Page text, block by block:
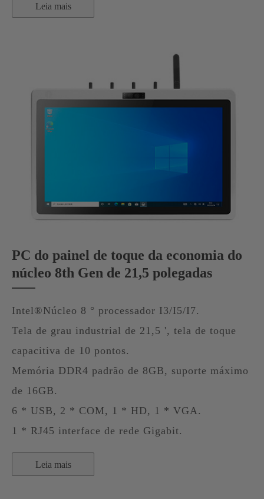
Leia mais
PC do painel de toque da economia do
núcleo 8th Gen de 21,5 polegadas
Intel®Núcleo 8 ° processador I3/I5/I7.
Tela de grau industrial de 21,5 ', tela de toque
capacitiva de 10 pontos.
Memória DDR4 padrão de 8GB, suporte máximo
de 16GB.
6 * USB, 2 * COM, 1 * HD, 1 * VGA.
1 * RJ45 interface de rede Gigabit.
Leia mais